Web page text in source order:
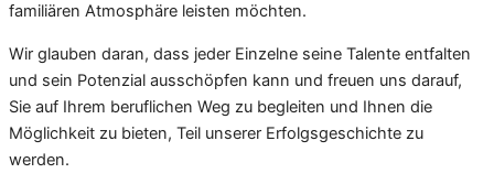
familiären Atmosphäre leisten möchten.
Wir glauben daran, dass jeder Einzelne seine Talente entfalten
und sein Potenzial ausschöpfen kann und freuen uns darauf,
Sie auf Ihrem beruflichen Weg zu begleiten und Ihnen die
Möglichkeit zu bieten, Teil unserer Erfolgsgeschichte zu
werden.